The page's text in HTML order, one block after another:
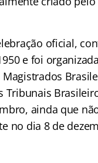
oficial,
e foi
Tribunais
ainda que
no dia 8 de